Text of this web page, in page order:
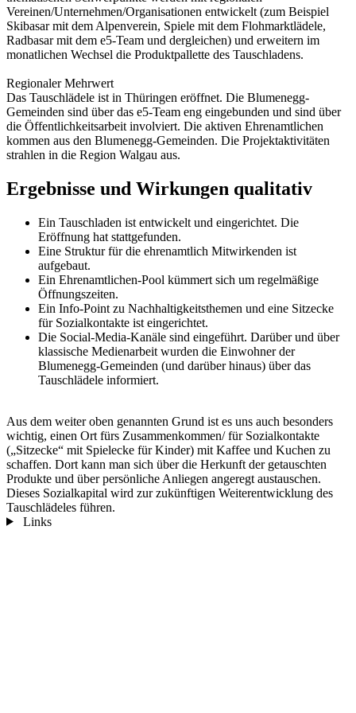
Vereinen/Unternehmen/Organisationen entwickelt (zum Beispiel
Skibasar mit dem Alpenverein, Spiele mit dem Flohmarktlädele,
Radbasar mit dem e5-Team und dergleichen) und erweitern im
monatlichen Wechsel die Produktpallette des Tauschladens.
Regionaler Mehrwert
Das Tauschlädele ist in Thüringen eröffnet. Die Blumenegg-
Gemeinden sind über das e5-Team eng eingebunden und sind über
die Öffentlichkeitsarbeit involviert. Die aktiven Ehrenamtlichen
kommen aus den Blumenegg-Gemeinden. Die Projektaktivitäten
strahlen in die Region Walgau aus.
Ergebnisse und Wirkungen qualitativ
Ein Tauschladen ist entwickelt und eingerichtet. Die
Eröffnung hat stattgefunden.
Eine Struktur für die ehrenamtlich Mitwirkenden ist
aufgebaut.
Ein Ehrenamtlichen-Pool kümmert sich um regelmäßige
Öffnungszeiten.
Ein Info-Point zu Nachhaltigkeitsthemen und eine Sitzecke
für Sozialkontakte ist eingerichtet.
Die Social-Media-Kanäle sind eingeführt. Darüber und über
klassische Medienarbeit wurden die Einwohner der
Blumenegg-Gemeinden (und darüber hinaus) über das
Tauschlädele informiert.
Aus dem weiter oben genannten Grund ist es uns auch besonders
wichtig, einen Ort fürs Zusammenkommen/ für Sozialkontakte
(„Sitzecke“ mit Spielecke für Kinder) mit Kaffee und Kuchen zu
schaffen. Dort kann man sich über die Herkunft der getauschten
Produkte und über persönliche Anliegen angeregt austauschen.
Dieses Sozialkapital wird zur zukünftigen Weiterentwicklung des
Tauschlädeles führen.
Links